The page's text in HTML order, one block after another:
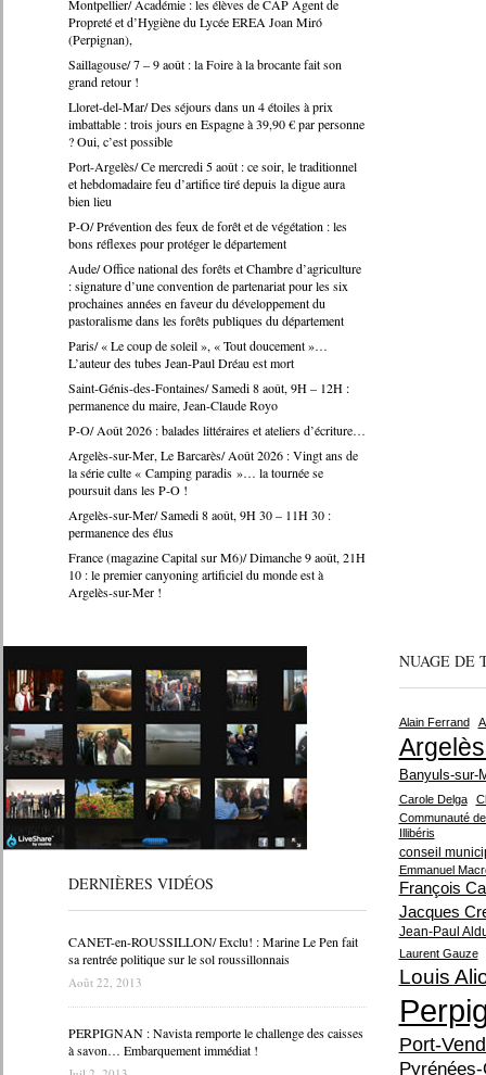
Montpellier/ Académie : les élèves de CAP Agent de
Propreté et d’Hygiène du Lycée EREA Joan Miró
(Perpignan),
Saillagouse/ 7 – 9 août : la Foire à la brocante fait son
grand retour !
Lloret-del-Mar/ Des séjours dans un 4 étoiles à prix
imbattable : trois jours en Espagne à 39,90 € par personne
? Oui, c’est possible
Port-Argelès/ Ce mercredi 5 août : ce soir, le traditionnel
et hebdomadaire feu d’artifice tiré depuis la digue aura
bien lieu
P-O/ Prévention des feux de forêt et de végétation : les
bons réflexes pour protéger le département
Aude/ Office national des forêts et Chambre d’agriculture
: signature d’une convention de partenariat pour les six
prochaines années en faveur du développement du
pastoralisme dans les forêts publiques du département
Paris/ « Le coup de soleil », « Tout doucement »…
L’auteur des tubes Jean-Paul Dréau est mort
Saint-Génis-des-Fontaines/ Samedi 8 août, 9H – 12H :
permanence du maire, Jean-Claude Royo
P-O/ Août 2026 : balades littéraires et ateliers d’écriture…
Argelès-sur-Mer, Le Barcarès/ Août 2026 : Vingt ans de
la série culte « Camping paradis »… la tournée se
poursuit dans les P-O !
Argelès-sur-Mer/ Samedi 8 août, 9H 30 – 11H 30 :
permanence des élus
France (magazine Capital sur M6)/ Dimanche 9 août, 21H
10 : le premier canyoning artificiel du monde est à
Argelès-sur-Mer !
NUAGE DE
Alain Ferrand
Banyuls-sur-
Carole Delga
Communauté
Illibéris
conseil
Emmanuel
François
Jacques
Jean-Paul
Laurent Gauze
Louis
Port-
DERNIÈRES VIDÉOS
CANET-en-ROUSSILLON/ Exclu! : Marine Le Pen fait
sa rentrée politique sur le sol roussillonnais
Août 22, 2013
PERPIGNAN : Navista remporte le challenge des caisses
à savon… Embarquement immédiat !